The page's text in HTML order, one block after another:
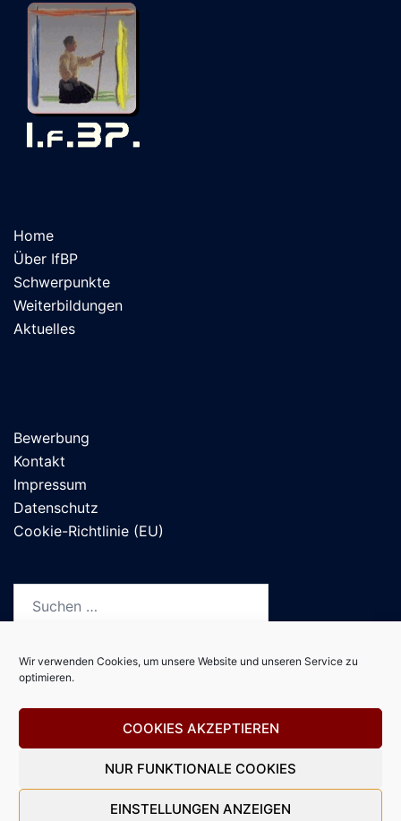
Wir verwenden Cookies, um unsere Website und unseren Service zu
optimieren.
COOKIES AKZEPTIEREN
NUR FUNKTIONALE COOKIES
EINSTELLUNGEN ANZEIGEN
Home
Über IfBP
Schwerpunkte
Weiterbildungen
Aktuelles
Bewerbung
Kontakt
Impressum
Datenschutz
Cookie-Richtlinie (EU)
nach: